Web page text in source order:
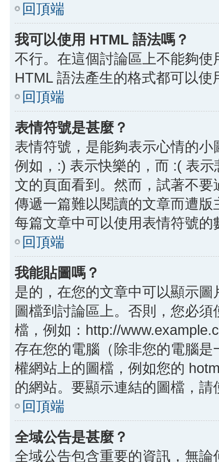
回頂端
我可以使用 HTML 語法嗎？
不行。在這個討論區上不能夠
HTML 語法產生的格式都可以
回頂端
表情符號是甚麼？
表情符號，是能夠表示心情的
例如，:) 表示快樂的，而 :( 表
文的頁面看到。然而，試著不
傳遞一篇難以閱讀的文章而遭
每篇文章中可以使用表情符號的
回頂端
我能貼圖嗎？
是的，在您的文章中可以顯示
圖檔到討論區上。否則，您必
檔，例如：http://
存在您的電腦（除非您的電腦
權網站上的圖檔，例如您的
的網站。要顯示連結的圖檔，
回頂端
全域公告是甚麼？
全域公告包含重要的資訊，無